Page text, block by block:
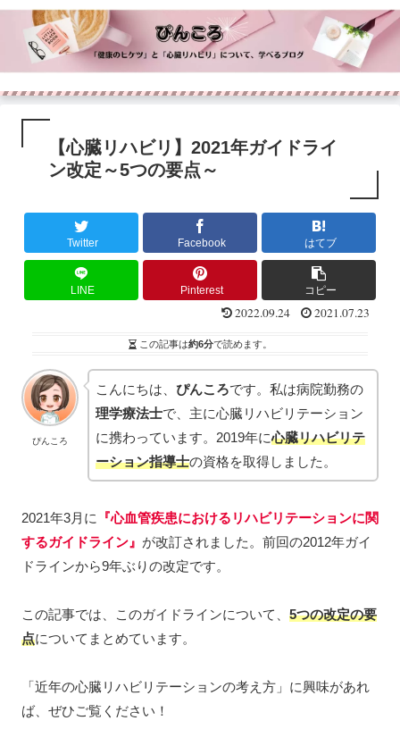
【心臓リハビリ】2021年ガイドライ
ン改定～5つの要点～
Twitter Facebook はてブ
LINE Pinterest コピー
2022.09.24 2021.07.23
この記事は約6分で読めます。
ぴんころ
こんにちは、 ぴんころです。私は病院勤務の
理学療法士で、主に心臓リハビリテーション
に携わっています。2019年に心臓リハビリテ
ーション指導士の資格を取得しました。
2021年3月に
『心血管疾患におけるリハビリテーションに関
するガイドライン』 が改訂されました。前回の2012年ガイ
ドラインから9年ぶりの改定です。
この記事では、このガイドラインについて、 5つの改定の要
点についてまとめています。
「近年の心臓リハビリテーションの考え方」に興味があれ
ば、ぜひご覧ください！